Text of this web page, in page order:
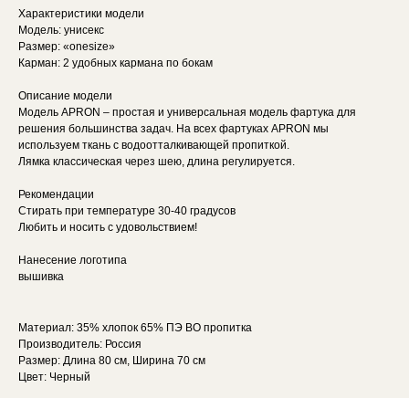
Характеристики модели
Модель: унисекс
Размер: «onesize»
Карман: 2 удобных кармана по бокам
Описание модели
Модель APRON – простая и универсальная модель фартука для
решения большинства задач. На всех фартуках APRON мы
используем ткань с водоотталкивающей пропиткой.
Лямка классическая через шею, длина регулируется.
Рекомендации
Стирать при температуре 30-40 градусов
Любить и носить с удовольствием!
Нанесение логотипа
вышивка
Материал: 35% хлопок 65% ПЭ ВО пропитка
Производитель: Россия
Размер: Длина 80 см, Ширина 70 см
Цвет: Черный